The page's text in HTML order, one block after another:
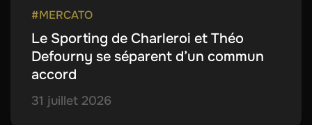
#MERCATO
Le Sporting de Charleroi et Théo
Defourny se séparent d’un commun
accord
31 juillet 2026